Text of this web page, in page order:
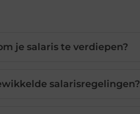
je salaris te verdiepen?
salarisregelingen?